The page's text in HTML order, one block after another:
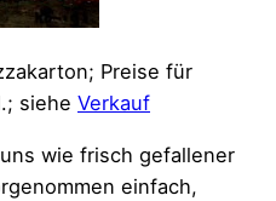
Preise für
siehe Verkauf
wie frisch gefallener
einfach,